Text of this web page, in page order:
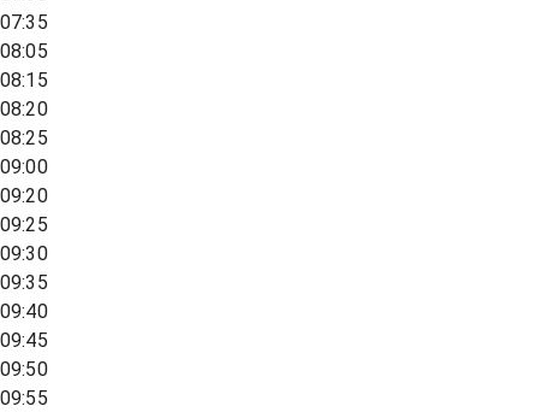
07:35
08:05
08:15
08:20
08:25
09:00
09:20
09:25
09:30
09:35
09:40
09:45
09:50
09:55